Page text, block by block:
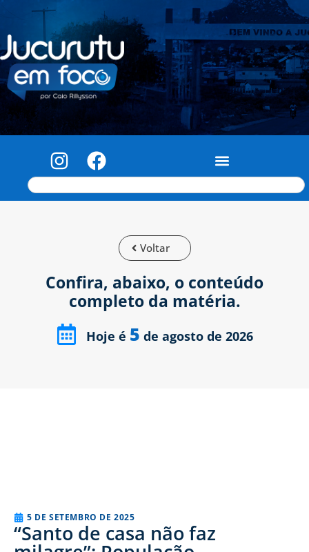
Voltar
Confira, abaixo, o conteúdo
completo da matéria.
Hoje é 5 de agosto de 2026
5 DE SETEMBRO DE 2025
“Santo de casa não faz